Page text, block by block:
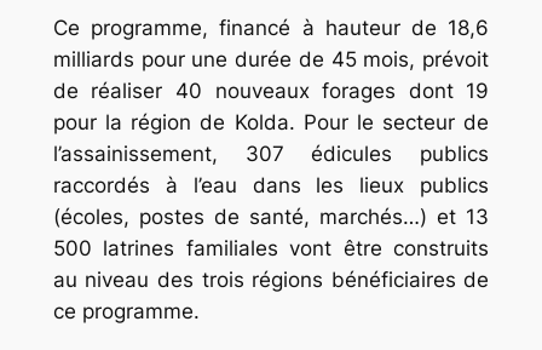
Ce programme, financé à hauteur de 18,6
milliards pour une durée de 45 mois, prévoit
de réaliser 40 nouveaux forages dont 19
pour la région de Kolda. Pour le secteur de
l’assainissement, 307 édicules publics
raccordés à l’eau dans les lieux publics
(écoles, postes de santé, marchés…) et 13
500 latrines familiales vont être construits
au niveau des trois régions bénéficiaires de
ce programme.